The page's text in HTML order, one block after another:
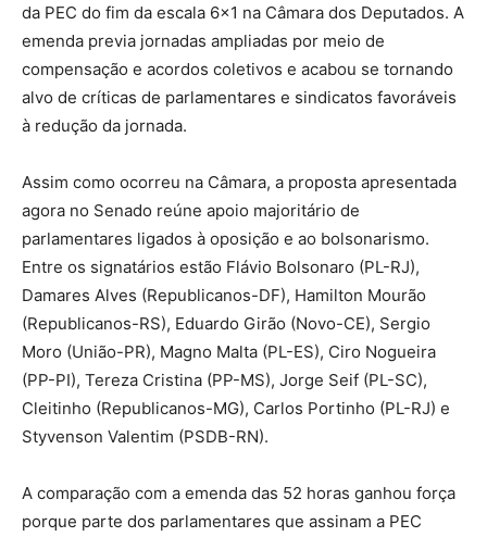
da PEC do fim da escala 6×1 na Câmara dos Deputados. A
emenda previa jornadas ampliadas por meio de
compensação e acordos coletivos e acabou se tornando
alvo de críticas de parlamentares e sindicatos favoráveis
à redução da jornada.
Assim como ocorreu na Câmara, a proposta apresentada
agora no Senado reúne apoio majoritário de
parlamentares ligados à oposição e ao bolsonarismo.
Entre os signatários estão Flávio Bolsonaro (PL-RJ),
Damares Alves (Republicanos-DF), Hamilton Mourão
(Republicanos-RS), Eduardo Girão (Novo-CE), Sergio
Moro (União-PR), Magno Malta (PL-ES), Ciro Nogueira
(PP-PI), Tereza Cristina (PP-MS), Jorge Seif (PL-SC),
Cleitinho (Republicanos-MG), Carlos Portinho (PL-RJ) e
Styvenson Valentim (PSDB-RN).
A comparação com a emenda das 52 horas ganhou força
porque parte dos parlamentares que assinam a PEC